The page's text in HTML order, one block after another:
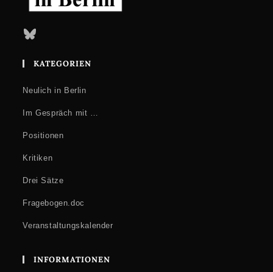
Bluesky
KATEGORIEN
Neulich in Berlin
Im Gespräch mit …
Positionen
Kritiken
Drei Sätze
Fragebogen.doc
Veranstaltungskalender
INFORMATIONEN